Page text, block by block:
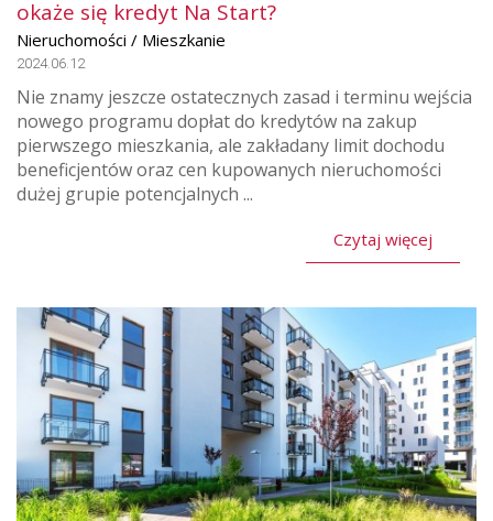
okaże się kredyt Na Start?
Nieruchomości / Mieszkanie
2024.06.12
Nie znamy jeszcze ostatecznych zasad i terminu wejścia
nowego programu dopłat do kredytów na zakup
pierwszego mieszkania, ale zakładany limit dochodu
beneficjentów oraz cen kupowanych nieruchomości
dużej grupie potencjalnych ...
Czytaj więcej